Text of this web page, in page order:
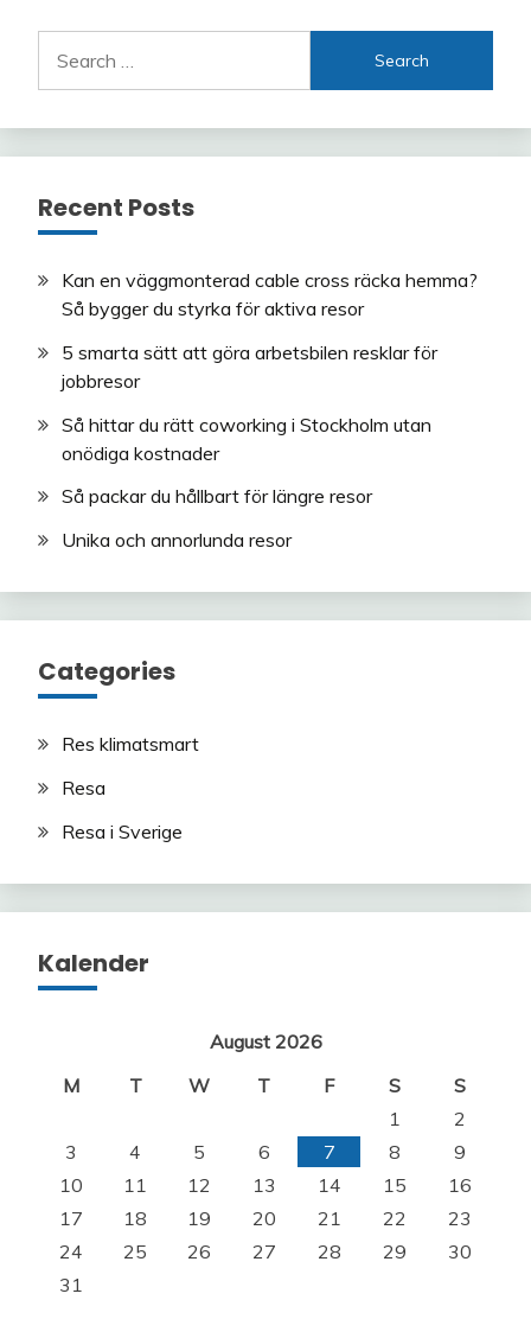
for:
Recent Posts
Kan en väggmonterad cable cross räcka hemma?
Så bygger du styrka för aktiva resor
5 smarta sätt att göra arbetsbilen resklar för
jobbresor
Så hittar du rätt coworking i Stockholm utan
onödiga kostnader
Så packar du hållbart för längre resor
Unika och annorlunda resor
Categories
Res klimatsmart
Resa
Resa i Sverige
Kalender
August 2026
M
T W T F S
S
1
2
3
4 5 6 7 8
9
10
11 12 13 14 15
16
17
18 19 20 21 22
23
24
25 26 27 28 29
30
31